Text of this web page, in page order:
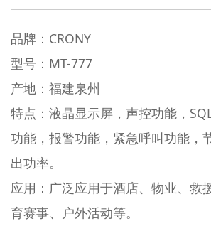
品牌：CRONY
型号：MT-777
产地：福建泉州
特点：液晶显示屏，声控功能，
功能，报警功能，紧急呼叫功能，
出功率。
应用：广泛应用于酒店、物业、救
育赛事、户外活动等。